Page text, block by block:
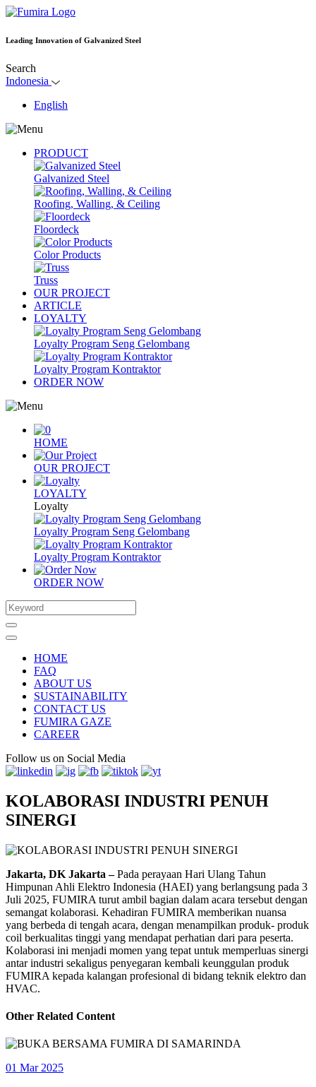
Leading Innovation of Galvanized Steel
Search
Indonesia
English
PRODUCT
Galvanized Steel
Roofing, Walling, & Ceiling
Floordeck
Color Products
Truss
OUR PROJECT
ARTICLE
LOYALTY
Loyalty Program Seng Gelombang
Loyalty Program Kontraktor
ORDER NOW
HOME
OUR PROJECT
LOYALTY
Loyalty
Loyalty Program Seng Gelombang
Loyalty Program Kontraktor
ORDER NOW
HOME
FAQ
ABOUT US
SUSTAINABILITY
CONTACT US
FUMIRA GAZE
CAREER
Follow us on Social Media
KOLABORASI INDUSTRI PENUH
SINERGI
Jakarta, DK Jakarta –Pada perayaan Hari Ulang Tahun
Himpunan Ahli Elektro Indonesia (HAEI) yang berlangsung pada 3
Juli 2025, FUMIRA turut ambil bagian dalam acara tersebut dengan
semangat kolaborasi. Kehadiran FUMIRA memberikan nuansa
yang berbeda di tengah acara, dengan menampilkan produk- produk
coil berkualitas tinggi yang mendapat perhatian dari para peserta.
Kolaborasi ini menjadi momen yang tepat untuk memperluas sinergi
antar industri sekaligus penyegaran kembali keunggulan produk
FUMIRA kepada kalangan profesional di bidang teknik elektro dan
HVAC.
Other Related Content
01 Mar 2025